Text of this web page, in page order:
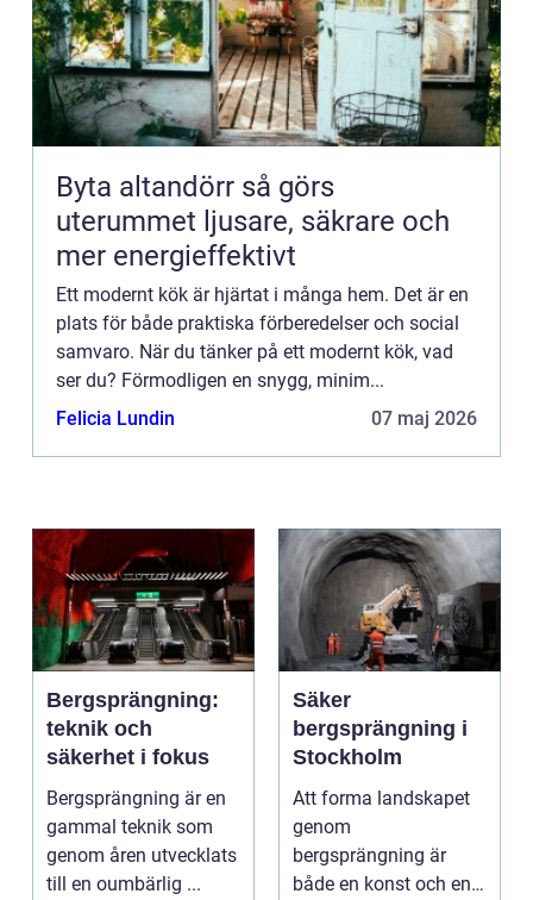
Byta altandörr så görs
uterummet ljusare, säkrare och
mer energieffektivt
Ett modernt kök är hjärtat i många hem. Det är en
plats för både praktiska förberedelser och social
samvaro. När du tänker på ett modernt kök, vad
ser du? Förmodligen en snygg, minim...
Felicia Lundin
07 maj 2026
Bergsprängning:
teknik och
säkerhet i fokus
Bergsprängning är en
gammal teknik som
genom åren utvecklats
till en oumbärlig ...
Säker
bergsprängning i
Stockholm
Att forma landskapet
genom
bergsprängning är
både en konst och en